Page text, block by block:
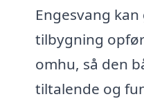
Engesvang
tilbygning
omhu, så den
tiltalende og